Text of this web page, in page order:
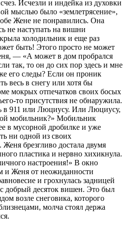
Исчезли и индейка из духовки
мыслью было «землетрясение»,
Жене не понравились. Она
не наступать на вишни
холодильник и еще раз
быть! Этого просто не может
— «А может в дом пробрался
так, то он до сих пор здесь и мне
его следы? Если он проник
весь в снегу или хотя бы
мокрых отпечатков своих босых
то присутствия не обнаружила.
в 911 или Люциусу. Или Люциусу,
мобильник?» Мобильник
в мусорной дробилке и уже
ни одной из своих
брезгливо достала двумя
пластика и нервно хихикнула.
настроения!» В окно
и Женя от неожиданности
и грохнулась задницей
добрый десяток вишен. Это был
возле снеговика, которого
молча стоял держа